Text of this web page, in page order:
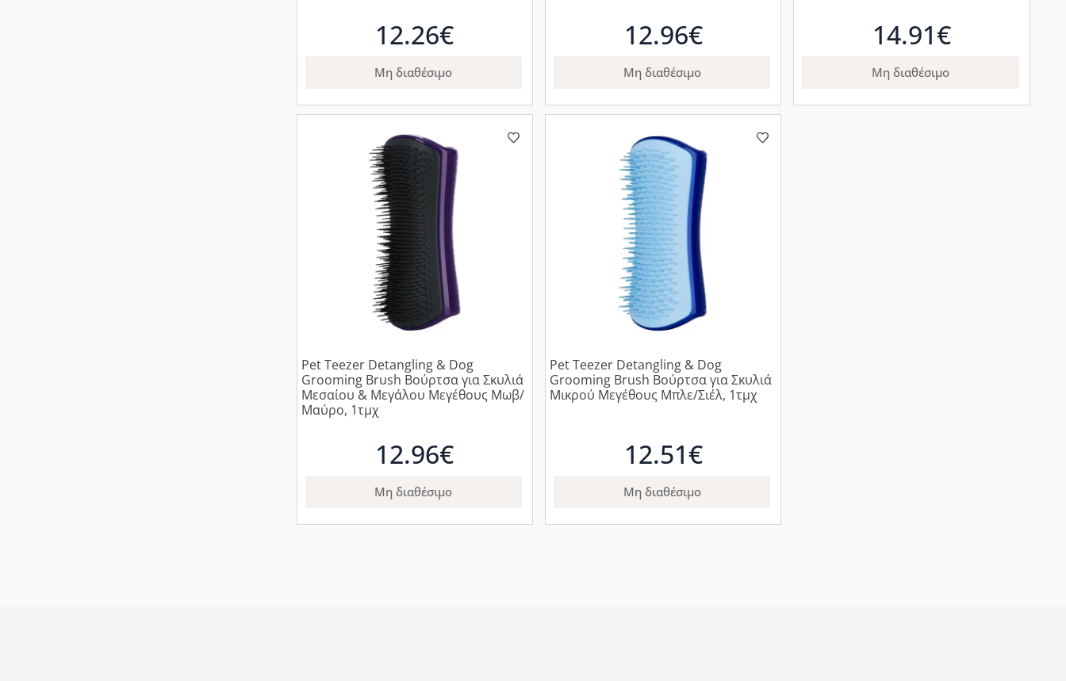
12.26€
Μη διαθέσιμο
12.96€
Μη διαθέσιμο
14.91€
Μη διαθέσιμο
Pet Teezer Detangling & Dog
Grooming Brush Βούρτσα για Σκυλιά
Μεσαίου & Μεγάλου Μεγέθους Μωβ/
Μαύρο, 1τμχ
12.96€
Μη διαθέσιμο
Pet Teezer Detangling & Dog
Grooming Brush Βούρτσα για Σκυλιά
Μικρού Μεγέθους Μπλε/Σιέλ, 1τμχ
12.51€
Μη διαθέσιμο